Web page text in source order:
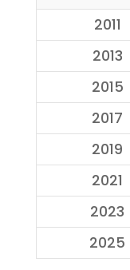
2011
2013
2015
2017
2019
2021
2023
2025